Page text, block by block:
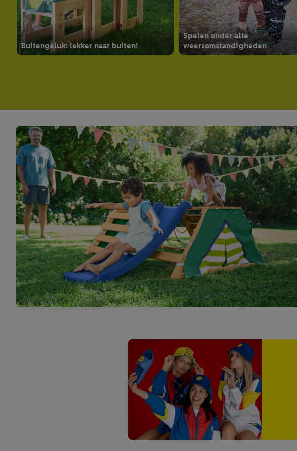
Buitengeluk: lekker naar buiten!
Spelen onder alle
weersomstandigheden